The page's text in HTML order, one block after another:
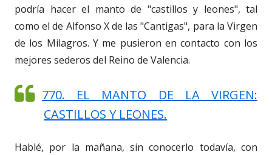
podría hacer el manto de "castillos y leones", tal
como el de Alfonso X de las "Cantigas", para la Virgen
de los Milagros. Y me pusieron en contacto con los
mejores sederos del Reino de Valencia.
770. EL MANTO DE LA VIRGEN:
CASTILLOS Y LEONES.
Hablé, por la mañana, sin conocerlo todavía, con